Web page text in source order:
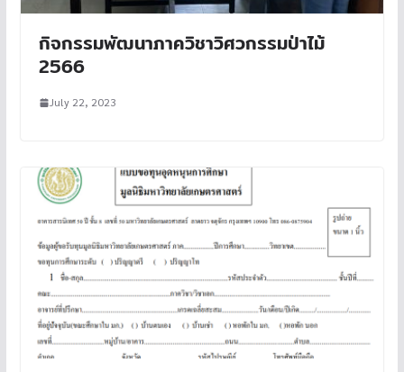
กิจกรรมพัฒนาภาควิชาวิศวกรรมป่าไม้
2566
July 22, 2023